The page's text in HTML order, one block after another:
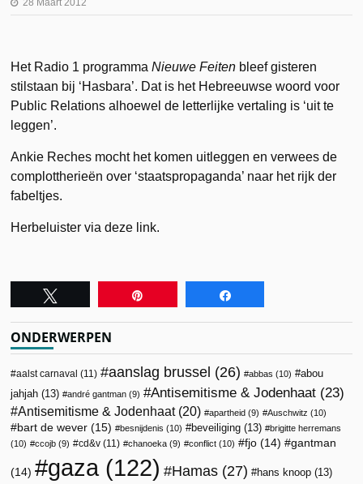
28 Maart 2012
Het Radio 1 programmaNieuwe Feiten bleef gisteren
stilstaan bij ‘Hasbara’. Dat is het Hebreeuwse woord voor
Public Relations alhoewel de letterlijke vertaling is ‘uit te
leggen’.
Ankie Reches mocht het komen uitleggen en verwees de
complottherieën over ‘staatspropaganda’ naar het rijk der
fabeltjes.
Herbeluister via deze link.
ONDERWERPEN
aalst carnaval (11) aanslag brussel (26) abbas (10)
abou
jahjah (13) andré gantman (9) Antisemitisme & Jodenhaat (23)
Antisemitisme & Jodenhaat(20) apartheid (9) Auschwitz (10)
bart de wever (15) besnijdenis (10) beveiliging (13)
brigitte herremans
(10)
ccojb (9) cd&v (11) chanoeka (9) conflict (10) fjo (14) gantman
(14) gaza (122) Hamas (27) hans knoop (13)